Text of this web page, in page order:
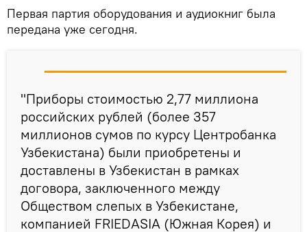
Первая партия оборудования и аудиокниг была
передана уже сегодня.
"Приборы стоимостью 2,77 миллиона
российских рублей (более 357
миллионов сумов по курсу Центробанка
Узбекистана) были приобретены и
доставлены в Узбекистан в рамках
договора, заключенного между
Обществом слепых в Узбекистане,
компанией FRIEDASIA (Южная Корея) и